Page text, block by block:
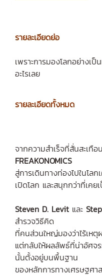
รายละเอียดย่อ
เพราะการมองโลกอย่างเ
อะไรเลย
รายละเอียดทั้งหมด
จากความสำเร็จที่สั่นสะเทื
FREAKONOMICS
สู่การเดินทางท่องไปในโล
เปิดโลก และสนุกกว่าที่เคย
Steven D. Levit และ
สำรวจวิธีคิด
ที่คนส่วนใหญ่มองว่าไร้เห
แต่กลับให้ผลลัพธ์ที่น่าอัศจร
นั้นตั้งอยู่บนพื้นฐาน
ของหลักการทางเศรษฐศา